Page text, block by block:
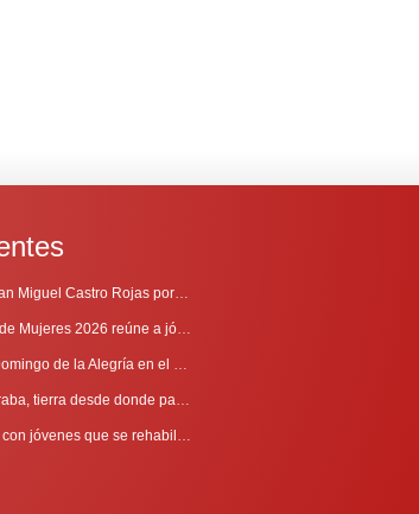
Mensaje de Mons. Juan Miguel Castro Rojas por el 69º Aniversario de Radio Sinaí
Primera Convivencia de Mujeres 2026 reúne a jóvenes en proceso de discernimiento vocacional
Mons. Mark celebró Domingo de la Alegría en el Sur
Mons. Mark visita Térraba, tierra desde donde parte la evangelización
Mons. Mark comparte con jóvenes que se rehabilitan en Comunidad Cenáculo